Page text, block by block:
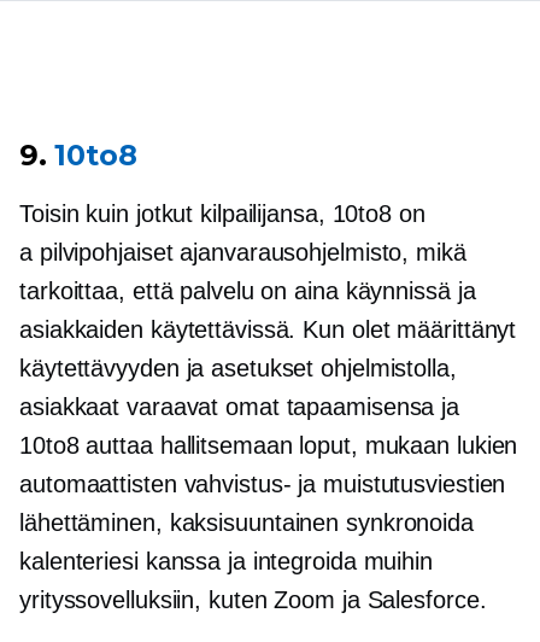
9.10to8
Toisin kuin jotkut kilpailijansa, 10to8 on
a pilvipohjaisetajanvarausohjelmisto, mikä
tarkoittaa, että palvelu on aina käynnissä ja
asiakkaiden käytettävissä. Kun olet määrittänyt
käytettävyyden ja asetukset ohjelmistolla,
asiakkaat varaavat omat tapaamisensa ja
10to8 auttaa hallitsemaan loput, mukaan lukien
automaattisten vahvistus- ja muistutusviestien
lähettäminen, kaksisuuntainen synkronoida
kalenteriesi kanssa ja integroida muihin
yrityssovelluksiin, kuten Zoom ja Salesforce.